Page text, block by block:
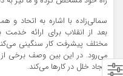
سمالی‌زاده با اشاره به اتحاد و
بعد از انقلاب برای ارائه
مختلف پیشرفت کار سنگینی
می‌رود. در این بین وصف برخی
ایجاد خلل در کارها می‌کند.